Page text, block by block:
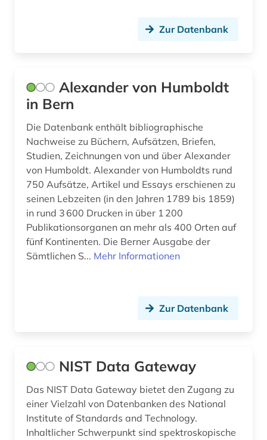
Zur Datenbank
Alexander von Humboldt
in Bern
Die Datenbank enthält bibliographische
Nachweise zu Büchern, Aufsätzen, Briefen,
Studien, Zeichnungen von und über Alexander
von Humboldt. Alexander von Humboldts rund
750 Aufsätze, Artikel und Essays erschienen zu
seinen Lebzeiten (in den Jahren 1789 bis 1859)
in rund 3 600 Drucken in über 1 200
Publikationsorganen an mehr als 400 Orten auf
fünf Kontinenten. Die Berner Ausgabe der
Sämtlichen S... Mehr Informationen
Zur Datenbank
NIST Data Gateway
Das NIST Data Gateway bietet den Zugang zu
einer Vielzahl von Datenbanken des National
Institute of Standards and Technology.
Inhaltlicher Schwerpunkt sind spektroskopische